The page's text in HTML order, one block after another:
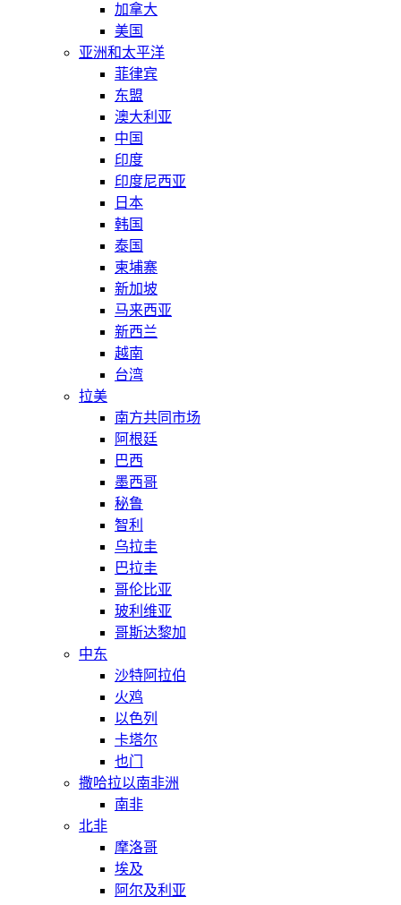
加拿大
美国
亚洲和太平洋
菲律宾
东盟
澳大利亚
中国
印度
印度尼西亚
日本
韩国
泰国
柬埔寨
新加坡
马来西亚
新西兰
越南
台湾
拉美
南方共同市场
阿根廷
巴西
墨西哥
秘鲁
智利
乌拉圭
巴拉圭
哥伦比亚
玻利维亚
哥斯达黎加
中东
沙特阿拉伯
火鸡
以色列
卡塔尔
也门
撒哈拉以南非洲
南非
北非
摩洛哥
埃及
阿尔及利亚